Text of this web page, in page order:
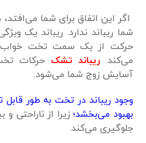
اگر این اتفاق برای شما
شما ریباند ندارد. ریباند یک
حرکت از یک سمت تخت خواب
می‌کند.ریباند تشک حرکات
آسایش زوج شما می‌شود.
وجود ریباند در تخت به طور
بهبود می‌بخشد؛زیرا از ناراحتی
جلوگیری می‌کند.